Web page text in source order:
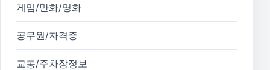
게임/만화/영화
공무원/자격증
교통/주차장정보